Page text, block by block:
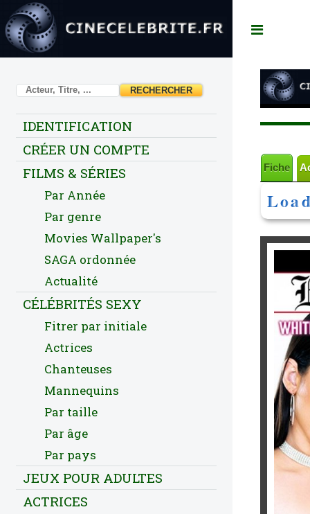
Fiche
IDENTIFICATION
CRÉER UN COMPTE
FILMS & SÉRIES
Par Année
Par genre
Movies Wallpaper's
SAGA ordonnée
Actualité
CÉLÉBRITÉS SEXY
Fitrer par initiale
Actrices
Chanteuses
Mannequins
Par taille
Par âge
Par pays
JEUX POUR ADULTES
ACTRICES